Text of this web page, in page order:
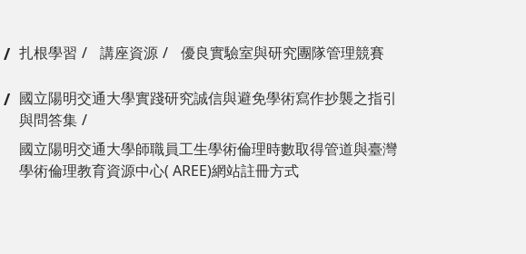
扎根學習 講座資源 優良實驗室與研究團隊管理競賽
國立陽明交通大學實踐研究誠信與避免學術寫作抄襲之指引
與問答集
國立陽明交通大學師職員工生學術倫理時數取得管道與臺灣
學術倫理教育資源中心( AREE)網站註冊方式